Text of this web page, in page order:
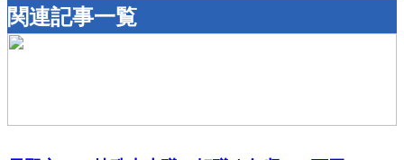
関連記事一覧